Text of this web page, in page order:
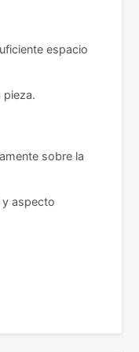
espacio
pieza.
sobre la
aspecto